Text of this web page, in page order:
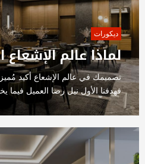
ديكورات
لماذا عالم
تصميمك في عالم الإشعاع أكيد
فهدفنا الأول نيل رضا العميل